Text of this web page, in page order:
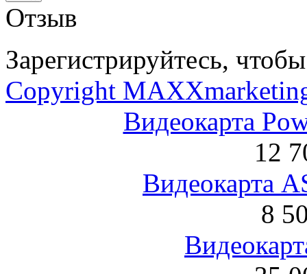
Отзыв
Зарегистрируйтесь,
Copyright
Видеокарта
12
Видеокарта
8